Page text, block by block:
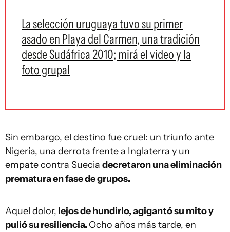
La selección uruguaya tuvo su primer
asado en Playa del Carmen, una tradición
desde Sudáfrica 2010; mirá el video y la
foto grupal
Sin embargo, el destino fue cruel: un triunfo ante
Nigeria, una derrota frente a Inglaterra y un
empate contra Suecia decretaron una eliminación
prematura en fase de grupos.
Aquel dolor, lejos de hundirlo, agigantó su mito y
pulió su resiliencia. Ocho años más tarde, en